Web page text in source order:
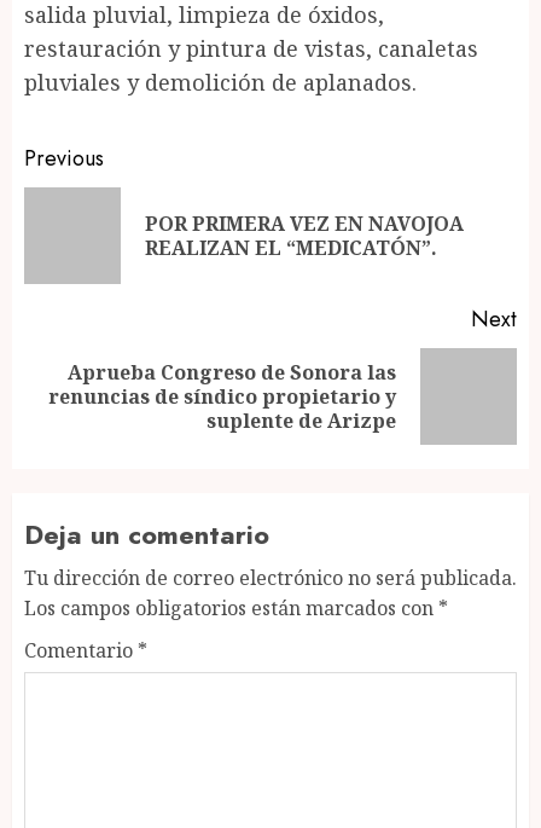
salida pluvial, limpieza de óxidos,
restauración y pintura de vistas, canaletas
pluviales y demolición de aplanados.
Post
navigation
Previous
POR PRIMERA VEZ EN NAVOJOA
REALIZAN EL “MEDICATÓN”.
Next
Next
Aprueba Congreso de Sonora las
renuncias de síndico propietario y
suplente de Arizpe
Deja un comentario
Tu dirección de correo electrónico no será publicada.
Los campos obligatorios están marcados con *
Comentario *